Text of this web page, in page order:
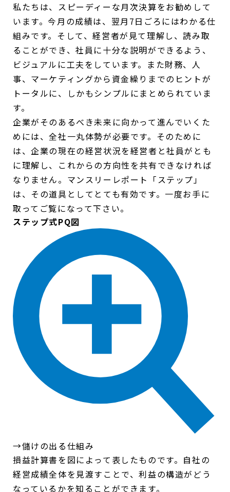
私たちは、スピーディーな月次決算をお勧めして
います。今月の成績は、翌月7日ごろにはわかる仕
組みです。そして、経営者が見て理解し、読み取
ることができ、社員に十分な説明ができるよう、
ビジュアルに工夫をしています。また財務、人
事、マーケティングから資金繰りまでのヒントが
トータルに、しかもシンプルにまとめられていま
す。
企業がそのあるべき未来に向かって進んでいくた
めには、全社一丸体勢が必要です。そのために
は、企業の現在の経営状況を経営者と社員がとも
に理解し、これからの方向性を共有できなければ
なりません。マンスリーレポート「ステップ」
は、その道具としてとても有効です。一度お手に
取ってご覧になって下さい。
ステップ式PQ図
→儲けの出る仕組み
損益計算書を図によって表したものです。自社の
経営成績全体を見渡すことで、利益の構造がどう
なっているかを知ることができます。